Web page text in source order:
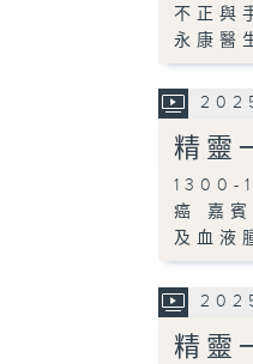
不正與
永康醫
精靈
1300-
癌 嘉
及血液
精靈